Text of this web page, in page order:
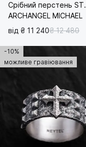
Срібний перстень ST.
ARCHANGEL MICHAEL
від ₴ 11 240₴ 12 480
-10%
можливе гравіювання